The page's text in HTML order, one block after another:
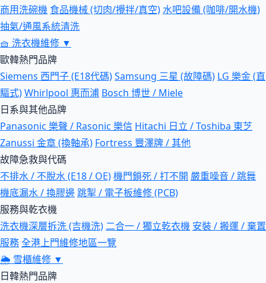
商用洗碗機 食品機械 (切肉/攪拌/真空)水吧設備 (咖啡/開水機)
抽氣/通風系統清洗
🧺 洗衣機維修 ▼
歐韓熱門品牌
Siemens 西門子 (E18代碼)Samsung 三星 (故障碼) LG 樂金 (直
驅式)Whirlpool 惠而浦 Bosch 博世 / Miele
日系與其他品牌
Panasonic 樂聲 / Rasonic 樂信 Hitachi 日立 / Toshiba 東芝
Zanussi 金章 (換軸承) Fortress 豐澤牌 / 其他
故障急救與代碼
不排水 / 不脫水 (E18 / OE)機門鎖死 / 打不開 嚴重噪音 / 跳舞
機底漏水 / 換膠邊跳掣 / 電子板維修 (PCB)
服務與乾衣機
洗衣機深層拆洗 (吉機洗) 二合一 / 獨立乾衣機 安裝 / 搬運 / 棄置
服務全港上門維修地區一覽
🌦 雪櫃維修 ▼
日韓熱門品牌